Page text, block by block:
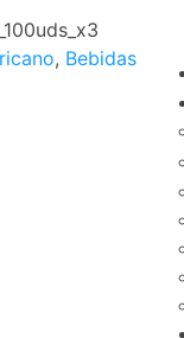
, Bebidas